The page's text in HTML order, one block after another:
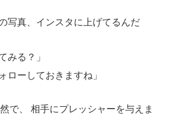
写真、インスタに上げてるんだ
みる？」
ローしておきますね」
で、 相手にプレッシャーを与えま